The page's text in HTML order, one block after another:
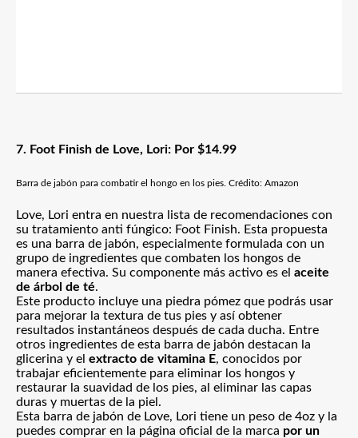
7. Foot Finish de Love, Lori: Por $14.99
Barra de jabón para combatir el hongo en los pies. Crédito: Amazon
Love, Lori entra en nuestra lista de recomendaciones con
su tratamiento anti fúngico: Foot Finish. Esta propuesta
es una barra de jabón, especialmente formulada con un
grupo de ingredientes que combaten los hongos de
manera efectiva. Su componente más activo es el aceite
de árbol de té.
Este producto incluye una piedra pómez que podrás usar
para mejorar la textura de tus pies y así obtener
resultados instantáneos después de cada ducha. Entre
otros ingredientes de esta barra de jabón destacan la
glicerina y el extracto de vitamina E, conocidos por
trabajar eficientemente para eliminar los hongos y
restaurar la suavidad de los pies, al eliminar las capas
duras y muertas de la piel.
Esta barra de jabón de Love, Lori tiene un peso de 4oz y la
puedes comprar en la página oficial de la marca por un